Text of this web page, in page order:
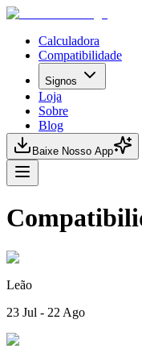
Calculadora
Compatibilidade
Signos
Loja
Sobre
Blog
Baixe Nosso App
Leão
23 Jul - 22 Ago